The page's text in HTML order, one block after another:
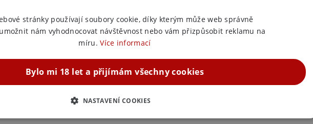
stránky používají soubory cookie, díky kterým může web správně
nám vyhodnocovat návštěvnost nebo vám přizpůsobit reklamu na
míru. Více informací
Bylo mi 18 let a přijímám všechny cookies
NASTAVENÍ COOKIES
NUTNÉ ANALYTICKÉ MARKETINGOVÉ FUNKČNÍ